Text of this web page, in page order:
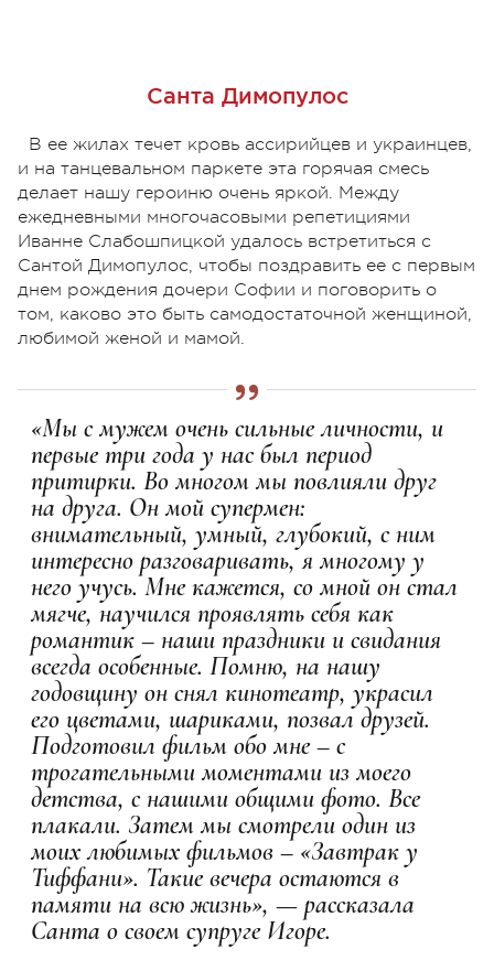
Санта Димопулос
В ее жилах течет кровь ассирийцев и украинцев,
и на танцевальном паркете эта горячая смесь
делает нашу героиню очень яркой. Между
ежедневными многочасовыми репетициями
Иванне Слабошпицкой удалось встретиться с
Сантой Димопулос, чтобы поздравить ее с первым
днем рождения дочери Софии и поговорить о
том, каково это быть самодостаточной женщиной,
любимой женой и мамой.
«Мы с мужем очень сильные личности, и
первые три года у нас был период
притирки. Во многом мы повлияли друг
на друга. Он мой супермен:
внимательный, умный, глубокий, с ним
интересно разговаривать, я многому у
него учусь. Мне кажется, со мной он стал
мягче, научился проявлять себя как
романтик – наши праздники и свидания
всегда особенные. Помню, на нашу
годовщину он снял кинотеатр, украсил
его цветами, шариками, позвал друзей.
Подготовил фильм обо мне – с
трогательными моментами из моего
детства, с нашими общими фото. Все
плакали. Затем мы смотрели один из
моих любимых фильмов – «Завтрак у
Тиффани». Такие вечера остаются в
памяти на всю жизнь», — рассказала
Санта о своем супруге Игоре.